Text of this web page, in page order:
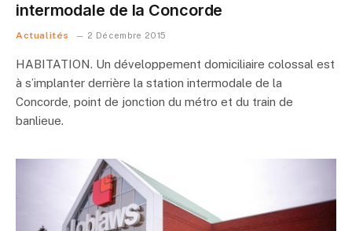
intermodale de la Concorde
Actualités 2 Décembre 2015
HABITATION. Un développement domiciliaire colossal est
à s’implanter derrière la station intermodale de la
Concorde, point de jonction du métro et du train de
banlieue.